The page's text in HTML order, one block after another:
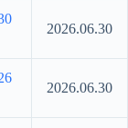
2026.06.30
2026.06.30